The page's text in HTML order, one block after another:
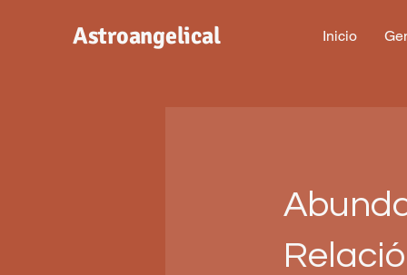
Astroangelical Inicio